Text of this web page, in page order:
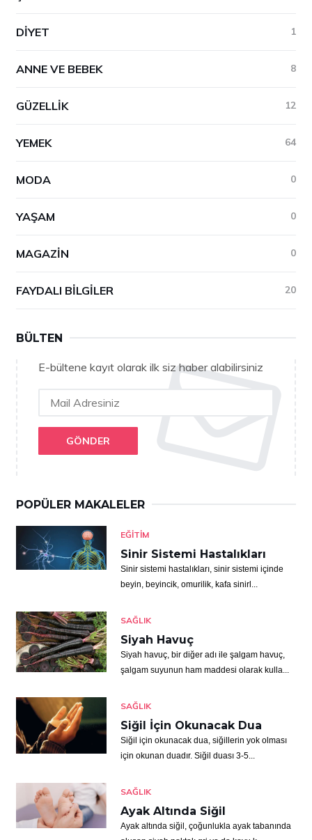
DIYET 1
ANNE VE BEBEK 8
GÜZELLIK 12
YEMEK 64
MODA 0
YAŞAM 0
MAGAZIN 0
FAYDALI BILGILER 20
BÜLTEN
E-bültene kayıt olarak ilk siz haber alabilirsiniz
GÖNDER
POPÜLER MAKALELER
EĞITIM
Sinir Sistemi Hastalıkları
Sinir sistemi hastalıkları, sinir sistemi içinde
beyin, beyincik, omurilik, kafa sinirl...
SAĞLIK
Siyah Havuç
Siyah havuç, bir diğer adı ile şalgam havuç,
şalgam suyunun ham maddesi olarak kulla...
SAĞLIK
Siğil İçin Okunacak Dua
Siğil için okunacak dua, siğillerin yok olması
için okunan duadır. Siğil duası 3-5...
SAĞLIK
Ayak Altında Siğil
Ayak altında siğil, çoğunlukla ayak tabanında